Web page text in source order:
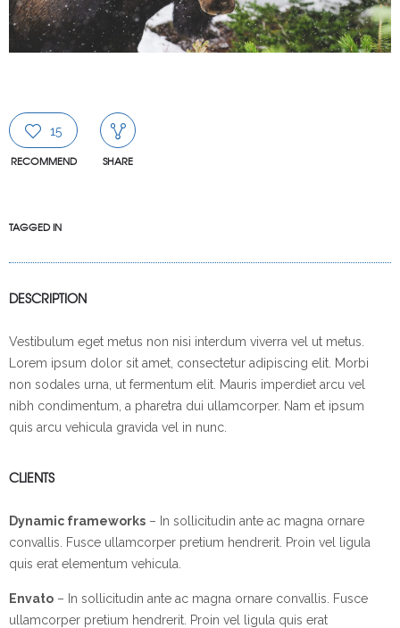
15
RECOMMEND SHARE
TAGGED IN
DESCRIPTION
Vestibulum eget metus non nisi interdum viverra vel ut metus.
Lorem ipsum dolor sit amet, consectetur adipiscing elit. Morbi
non sodales urna, ut fermentum elit. Mauris imperdiet arcu vel
nibh condimentum, a pharetra dui ullamcorper. Nam et ipsum
quis arcu vehicula gravida vel in nunc.
CLIENTS
Dynamic frameworks – In sollicitudin ante ac magna ornare
convallis. Fusce ullamcorper pretium hendrerit. Proin vel ligula
quis erat elementum vehicula.
Envato – In sollicitudin ante ac magna ornare convallis. Fusce
ullamcorper pretium hendrerit. Proin vel ligula quis erat